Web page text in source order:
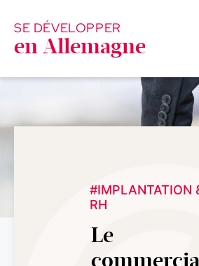
SE DÉVELOPPER
en Allemagne
#IMPLANTATION
RH
Le